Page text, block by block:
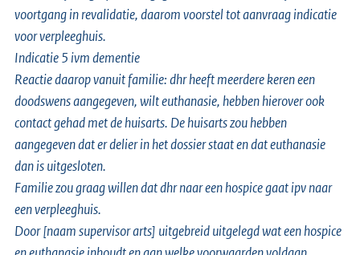
voortgang in revalidatie, daarom voorstel tot aanvraag indicatie
voor verpleeghuis.
Indicatie 5 ivm dementie
Reactie daarop vanuit familie: dhr heeft meerdere keren een
doodswens aangegeven, wilt euthanasie, hebben hierover ook
contact gehad met de huisarts. De huisarts zou hebben
aangegeven dat er delier in het dossier staat en dat euthanasie
dan is uitgesloten.
Familie zou graag willen dat dhr naar een hospice gaat ipv naar
een verpleeghuis.
Door [naam supervisor arts] uitgebreid uitgelegd wat een hospice